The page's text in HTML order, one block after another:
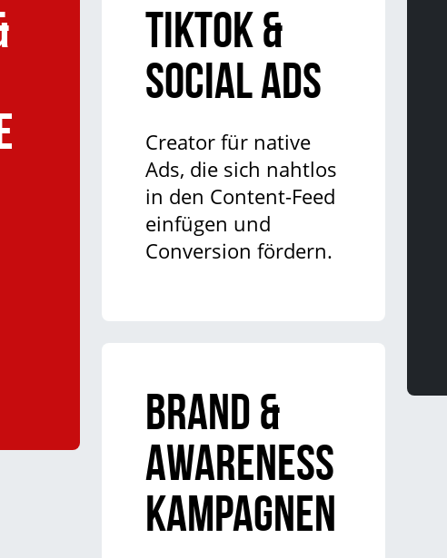
TikTok &
Social Ads
Creator für native
Ads, die sich nahtlos
in den Content-Feed
einfügen und
Conversion fördern.
Brand &
Awareness
Kampagnen